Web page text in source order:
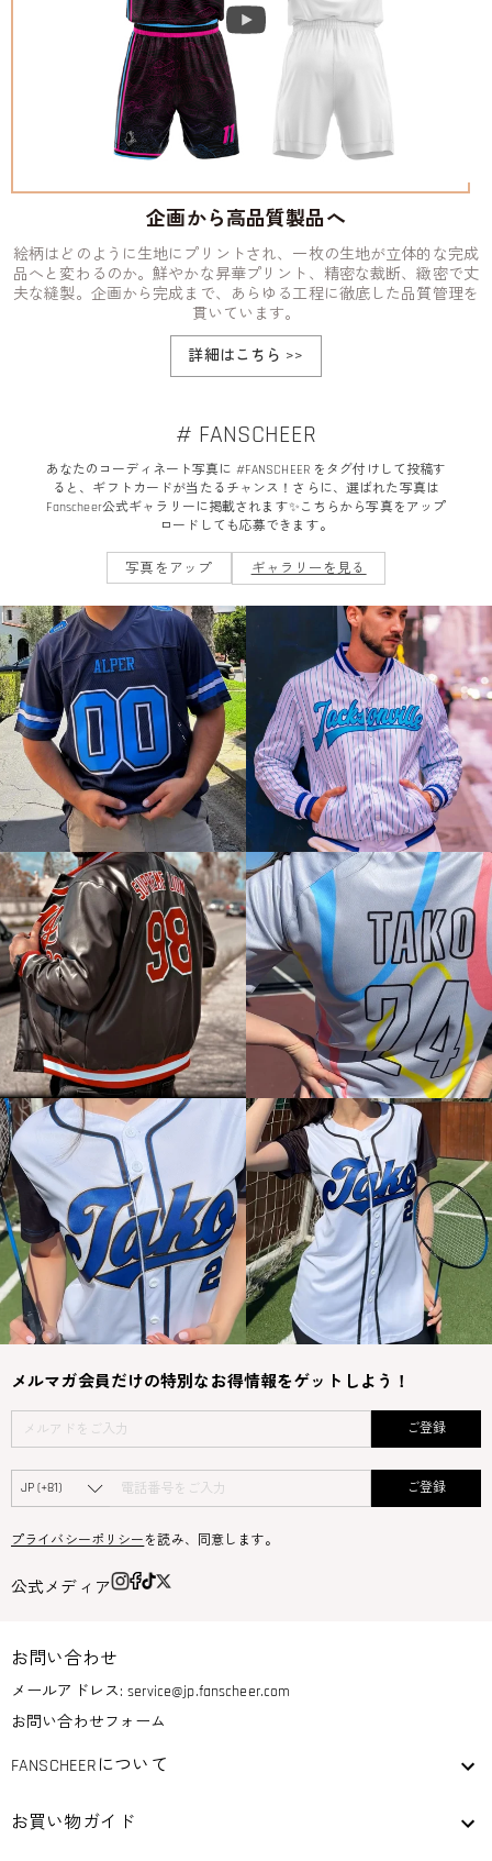
企画から高品質製品へ
絵柄はどのように生地にプリントされ、一枚の生地が立体的な完成
品へと変わるのか。鮮やかな昇華プリント、精密な裁断、緻密で丈
夫な縫製。企画から完成まで、あらゆる工程に徹底した品質管理を
貫いています。
詳細はこちら >>
# FANSCHEER
あなたのコーディネート写真に #FANSCHEER をタグ付けして投稿す
ると、ギフトカードが当たるチャンス！さらに、選ばれた写真は
Fanscheer公式ギャラリーに掲載されます✨こちらから写真をアップ
ロードしても応募できます。
写真をアップ ギャラリーを見る
メルマガ会員だけの特別なお得情報をゲットしよう！
ご登録
ご登録
プライバシーポリシー を読み、同意します。
公式メディア
お問い合わせ
メールアドレス:service@jp.fanscheer.com
お問い合わせフォーム
FANSCHEERについて
お買い物ガイド